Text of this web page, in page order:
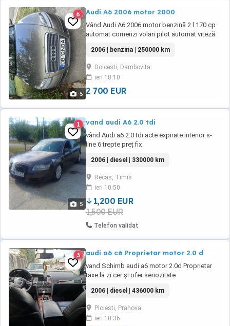
5
6 Audi A6 2006 motor 2000
Vând Audi A6 2006 motor benzină 2 l 170 cp
automat comenzi volan pilot automat viteză
magazie sd navigație GPS servo direcție
frâne abs esp dublu climatronic pe 3 zone
stare foarte bună de funcționare fără
probleme nu bate nimic pe ea merită testată
2006 | benzina | 250000 km
Doicesti, Dambovita
ieri 18:10
2 700 EUR
5
1 vand audi A6 2.0 tdi
vând Audi a6 2.0 tdi acte expirate interior s-
line 6 trepte preț fix
2006 | diesel | 330000 km
Recas, Timis
ieri 10:50
1,200 EUR
1,500 EUR
Telefon validat
3 audi a6 c6 Proprietar motor 2.0 d
vand Schimb audi a6 motor 2.0d Proprietar
taxe la zi cer și ofer seriozitate
2006 | diesel | 436000 km
Ploiesti, Prahova
ieri 10:36